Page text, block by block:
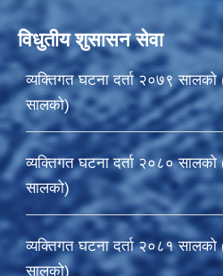
विधुतीय शुसासन सेवा
व्यक्तिगत घटना दर्ता २०७९ सालको
सालको)
व्यक्तिगत घटना दर्ता २०८० सालको
सालको)
व्यक्तिगत घटना दर्ता २०८१ सालको
सालको)